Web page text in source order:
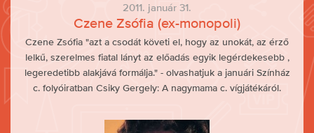
2011. január 31.
Czene Zsófia (ex-monopoli)
Czene Zsófia "azt a csodát követi el, hogy az unokát, az érző
lelkű, szerelmes fiatal lányt az előadás egyik legérdekesebb ,
legeredetibb alakjává formálja." - olvashatjuk a januári Színház
c. folyóiratban Csiky Gergely: A nagymama c. vígjátékáról.